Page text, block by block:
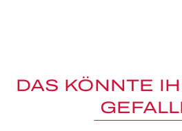
DAS KÖNNTE